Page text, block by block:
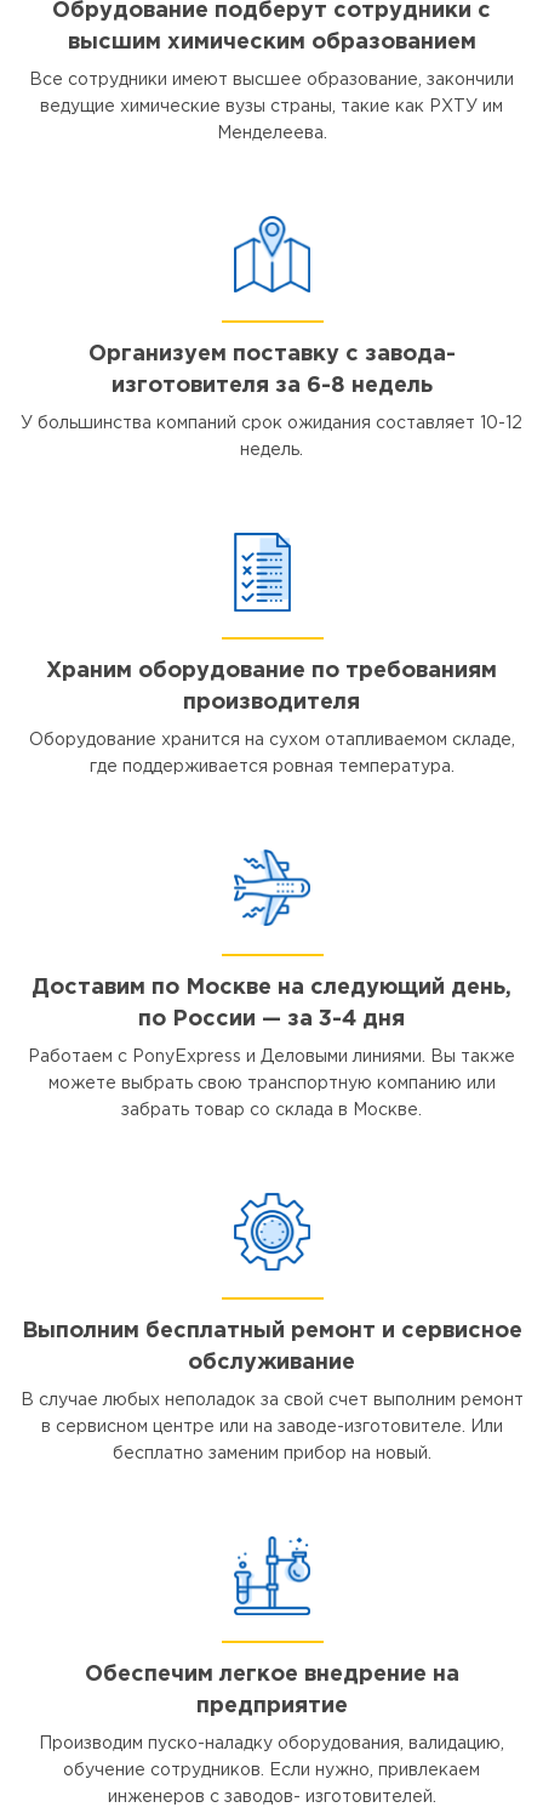
Обрудование подберут сотрудники с
высшим химическим образованием
Все сотрудники имеют высшее образование, закончили
ведущие химические вузы страны, такие как РХТУ им
Менделеева.
Организуем поставку с завода-
изготовителя за 6-8 недель
У большинства компаний срок ожидания составляет 10-12
недель.
Храним оборудование по требованиям
производителя
Оборудование хранится на сухом отапливаемом складе,
где поддерживается ровная температура.
Доставим по Москве на следующий день,
по России — за 3-4 дня
Работаем с PonyExpress и Деловыми линиями. Вы также
можете выбрать свою транспортную компанию или
забрать товар со склада в Москве.
Выполним бесплатный ремонт и сервисное
обслуживание
В случае любых неполадок за свой счет выполним ремонт
в сервисном центре или на заводе-изготовителе. Или
бесплатно заменим прибор на новый.
Обеспечим легкое внедрение на
предприятие
Производим пуско-наладку оборудования, валидацию,
обучение сотрудников. Если нужно, привлекаем
инженеров с заводов- изготовителей.